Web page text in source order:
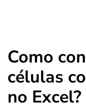
Como
células
no Excel?